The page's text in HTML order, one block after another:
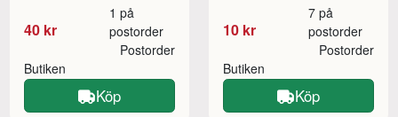
40 kr
1 på
postorder
Butiken
Postorder
Köp
10 kr
7 på
postorder
Butiken
Postorder
Köp